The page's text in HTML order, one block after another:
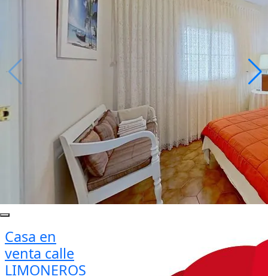
Casa en
venta calle
LIMONEROS